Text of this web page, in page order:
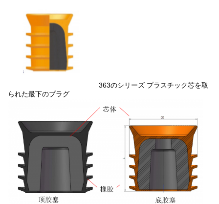
363のシリーズ プラスチック芯を取
られた最下のプラグ